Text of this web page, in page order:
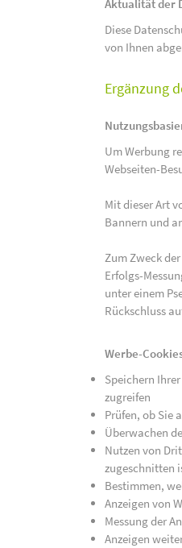
Aktualität der
Diese
von Ihnen
Ergänzung
Um Werbung
Webseiten-
Mit dieser Art
Bannern und
Zum Zweck
Erfolgs-
unter einem
Rückschluss
Werbe-
Speichern
zugreifen
Prüfen, ob Sie
Überwachen
Nutzen von
zugeschnitten
Bestimmen,
Anzeigen von
Messung der
Anzeigen